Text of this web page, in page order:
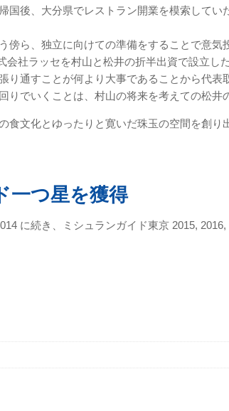
国後、大分県でレストラン開業を模索してい
ら、独立に向けての準備をすることで意気
社ラッセを村山と松井の折半出資で設立した
り通すことが何より大事であることから代表
でいくことは、村山の将来を考えての松井
食文化とゆったりと寛いだ珠玉の空間を創
一つ星を獲得
に続き、ミシュランガイド東京 2015, 2016,